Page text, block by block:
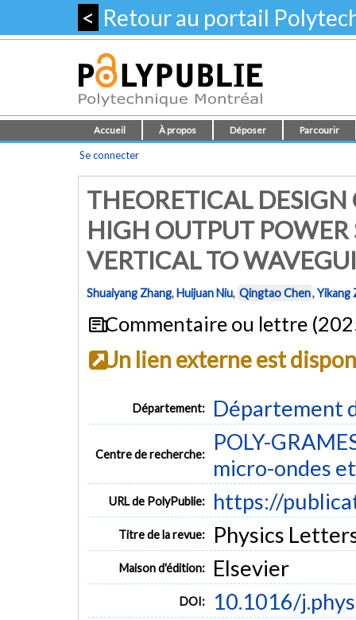
< Retour au portail
Accueil À propos Déposer Parcourir
Se connecter
THEORETICAL
HIGH OUTPUT
VERTICAL TO
Shuaiyang Zhang,Huijuan Niu, Qingtao Chen,Yikang
Commentaire ou lettre
Un lien externe est
Département: Département
Centre de recherche:
POLY-
micro-ondes
URL de PolyPublie: https://
Titre de la revue: Physics
Maison d'édition: Elsevier
DOI: 10.1016/